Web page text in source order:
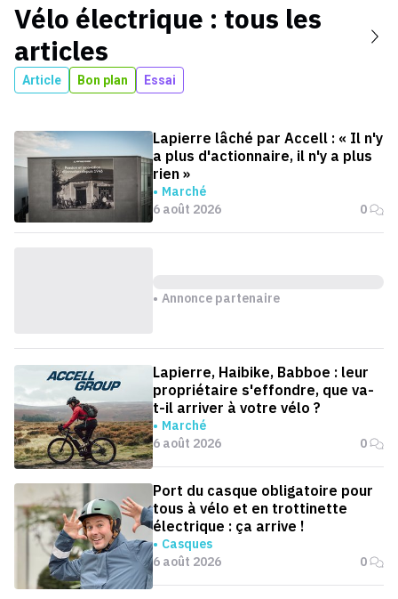
Vélo électrique : tous les
articles
Article Bon plan Essai
Lapierre lâché par Accell : « Il n'y
a plus d'actionnaire, il n'y a plus
rien »
Marché
6 août 2026
0
Annonce partenaire
Lapierre, Haibike, Babboe : leur
propriétaire s'effondre, que va-
t-il arriver à votre vélo ?
Marché
6 août 2026
0
Port du casque obligatoire pour
tous à vélo et en trottinette
électrique : ça arrive !
Casques
6 août 2026
0